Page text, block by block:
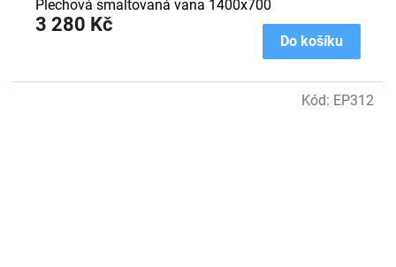
3 280 Kč
Do košíku
Plechová smaltovaná vana 1400x700
Kód: EP312